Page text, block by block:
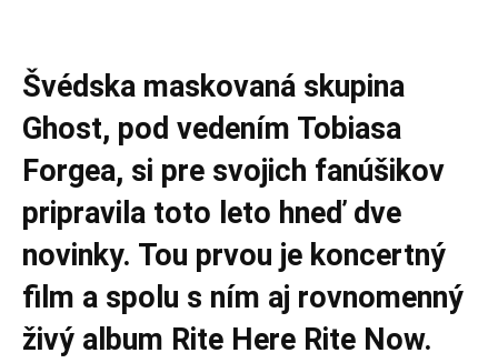
Švédska maskovaná skupina
Ghost, pod vedením Tobiasa
Forgea, si pre svojich fanúšikov
pripravila toto leto hneď dve
novinky. Tou prvou je koncertný
film a spolu s ním aj rovnomenný
živý album Rite Here Rite Now.